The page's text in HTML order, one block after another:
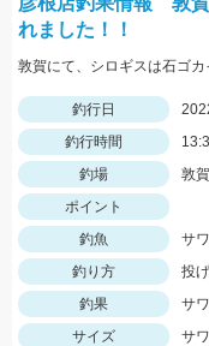
れました！！
釣行日
釣行時間
釣場
敦
ポイント
釣魚
サ
釣り方
投
釣果
サ
サイズ
サ